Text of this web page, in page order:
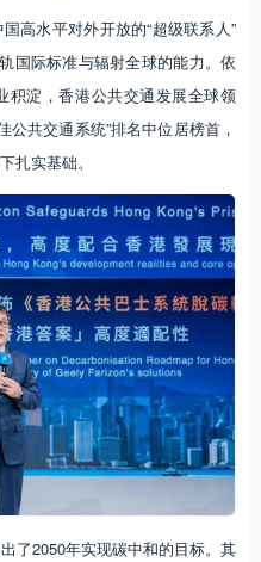
高水平对外开放的“超级联系人”
国际标准与辐射全球的能力。依
积淀，香港公共交通发展全球领
共交通系统”排名中位居榜首，
扎实基础。
了2050年实现碳中和的目标。其